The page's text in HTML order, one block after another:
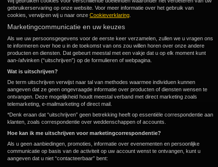
gebruikerservaring op onze website. Voor meer informatie over het gebruik van
cookies, verwijzen wij u naar onze Cookieverklaring
Marketingcommunicatie en uw keuzes
Als we uw persoonsgegevens voor de eerste keer verzamelen, zullen we u vragen ons
te informeren over hoe u in de toekomst van ons zou willen horen over onze andere
producten en diensten. Dat gebeurt meestal met een vakje dat u op elk moment kunt
aan-/afvinken (“uitschrijven”) op de formulieren of webpagina.
Wat is uitschrijven?
De term uitschrijven verwijst naar tal van methodes waarmee individuen kunnen
aangeven dat ze geen ongevraagde informatie over producten of diensten wensen te
ontvangen. Deze mogelijkheid houdt meestal verband met direct marketing zoals
telemarketing, e-mailmarketing of direct mail.
*Denk eraan dat “uitschrijven” geen betrekking heeft op essentiële correspondentie aan
klanten, zoals correspondentie over weddenschappen of accounts.
Hoe kan ik me uitschrijven voor marketingcorrespondentie?
Als u geen aanbiedingen, promoties, informatie over evenementen en persoonlijke
communicatie op basis van de activiteit op uw account wenst te ontvangen, kunt u
aangeven dat u niet “contacteerbaar” bent: